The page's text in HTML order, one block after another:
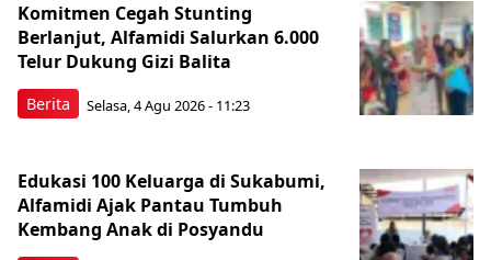
Berita
Komitmen Cegah Stunting
Berlanjut, Alfamidi Salurkan 6.000
Telur Dukung Gizi Balita
Selasa, 4 Agu 2026 - 11:23
Edukasi 100 Keluarga di Sukabumi,
Alfamidi Ajak Pantau Tumbuh
Kembang Anak di Posyandu